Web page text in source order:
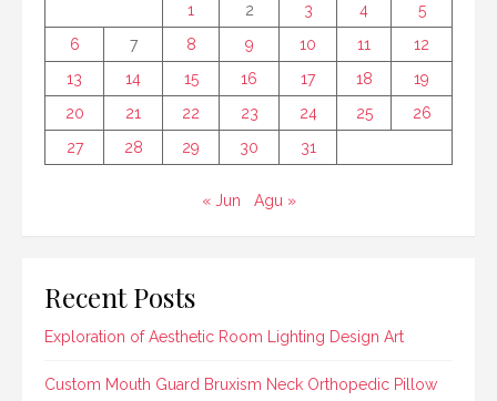
1
2 3 4
5
6
7 8 9 10 11
12
13
14 15 16 17 18
19
20
21 22 23 24 25
26
27
28 29 30 31
« Jun Agu »
Recent Posts
Exploration of Aesthetic Room Lighting Design Art
Custom Mouth Guard Bruxism Neck Orthopedic Pillow